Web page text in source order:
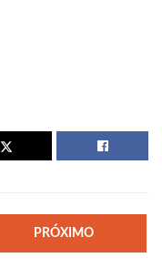
PRÓXIMO